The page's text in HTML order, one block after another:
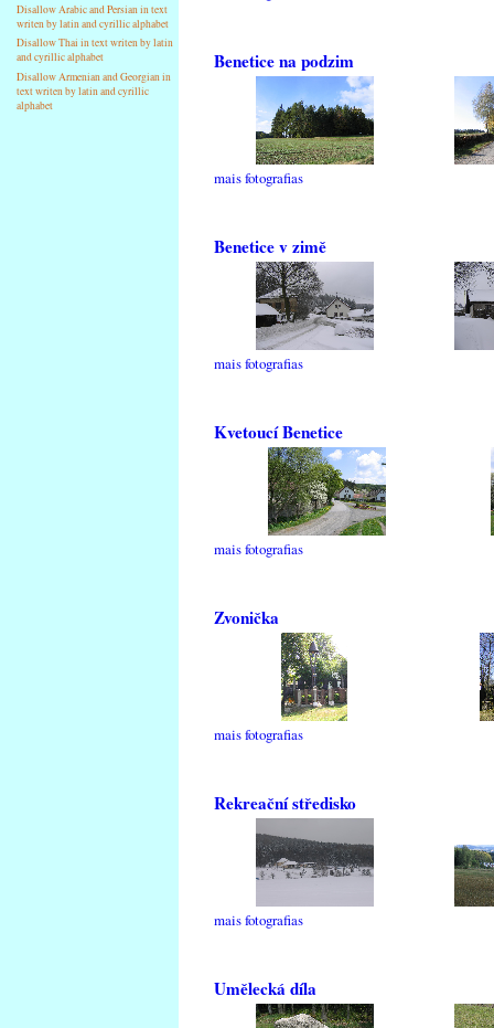
Disallow Arabic and Persian in text
writen by latin and cyrillic alphabet
Disallow Thai in text writen by latin
and cyrillic alphabet
Disallow Armenian and Georgian in
text writen by latin and cyrillic
alphabet
Benetice na podzim
mais fotografias
Benetice v zimě
mais fotografias
Kvetoucí Benetice
mais fotografias
Zvonička
mais fotografias
Rekreační středisko
mais fotografias
Umělecká díla